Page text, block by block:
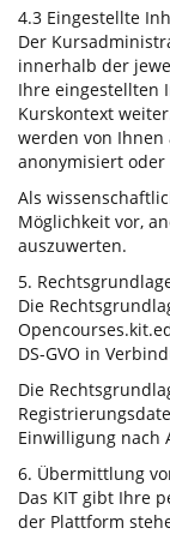
4.3 Eingestellte
Der
innerhalb der
Ihre eingestellten
Kurskontext
werden von
anonymisiert
Als
Möglichkeit vor,
auszuwerten.
5.
Die
DS-GVO in
Die
Einwilligung nach
6. Übermittlung
Das KIT gibt Ihre
der Plattform